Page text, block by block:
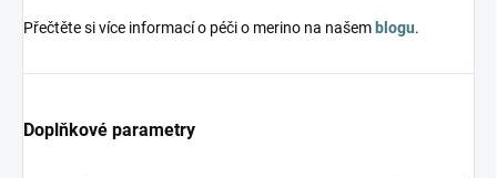
Přečtěte si více informací o péči o merino na našem blogu.
Doplňkové parametry